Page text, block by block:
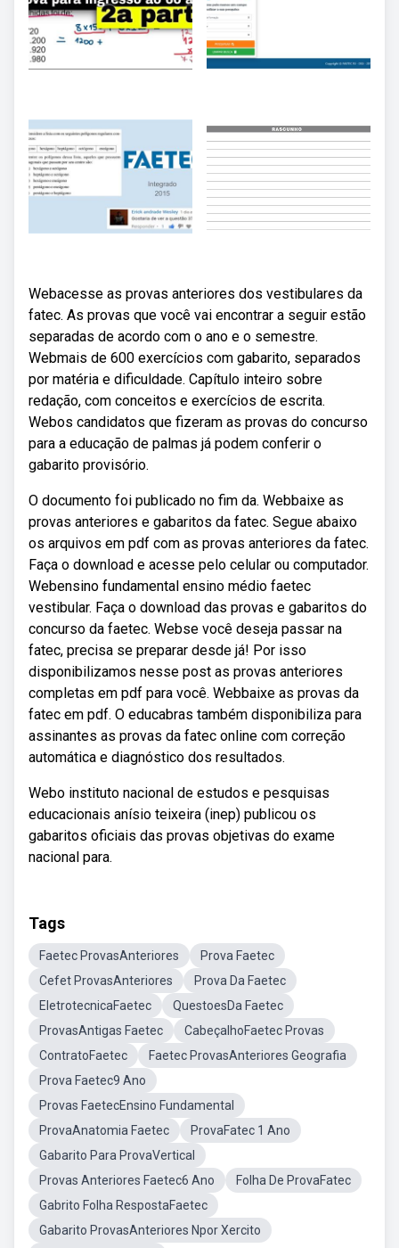
Webacesse as provas anteriores dos vestibulares da
fatec. As provas que você vai encontrar a seguir estão
separadas de acordo com o ano e o semestre.
Webmais de 600 exercícios com gabarito, separados
por matéria e dificuldade. Capítulo inteiro sobre
redação, com conceitos e exercícios de escrita.
Webos candidatos que fizeram as provas do concurso
para a educação de palmas já podem conferir o
gabarito provisório.
O documento foi publicado no fim da. Webbaixe as
provas anteriores e gabaritos da fatec. Segue abaixo
os arquivos em pdf com as provas anteriores da fatec.
Faça o download e acesse pelo celular ou computador.
Webensino fundamental ensino médio faetec
vestibular. Faça o download das provas e gabaritos do
concurso da faetec. Webse você deseja passar na
fatec, precisa se preparar desde já! Por isso
disponibilizamos nesse post as provas anteriores
completas em pdf para você. Webbaixe as provas da
fatec em pdf. O educabras também disponibiliza para
assinantes as provas da fatec online com correção
automática e diagnóstico dos resultados.
Webo instituto nacional de estudos e pesquisas
educacionais anísio teixeira (inep) publicou os
gabaritos oficiais das provas objetivas do exame
nacional para.
Tags
Faetec ProvasAnteriores
Prova Faetec
Cefet ProvasAnteriores
Prova Da Faetec
EletrotecnicaFaetec
QuestoesDa Faetec
ProvasAntigas Faetec
CabeçalhoFaetec Provas
ContratoFaetec
Faetec ProvasAnteriores Geografia
Prova Faetec9 Ano
Provas FaetecEnsino Fundamental
ProvaAnatomia Faetec
ProvaFatec 1 Ano
Gabarito Para ProvaVertical
Provas Anteriores Faetec6 Ano
Folha De ProvaFatec
Gabrito Folha RespostaFaetec
Gabarito ProvasAnteriores Npor Xercito